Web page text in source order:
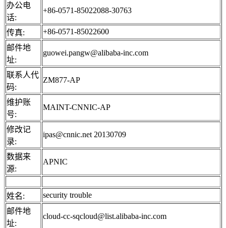
办公电
话:
+86-0571-85022088-30763
传真:
+86-0571-85022600
邮件地
址:
guowei.pangw@alibaba-inc.com
联系人代
码:
ZM877-AP
维护账
号:
MAINT-CNNIC-AP
修改记
录:
ipas@cnnic.net 20130709
数据来
源:
APNIC
姓名:
security trouble
邮件地
址:
cloud-cc-sqcloud@list.alibaba-inc.com